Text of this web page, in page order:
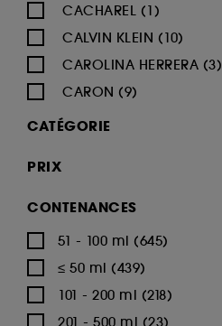
CACHAREL (1)
CALVIN KLEIN (10)
CAROLINA HERRERA (3)
CARON (9)
CARTIER (12)
CHARLOTTE TILBURY (1)
CATÉGORIE
Parfum
Eau de parfum (452)
Eau de toilette (265)
Eau de cologne (42)
Déodorants (47)
PRIX
CONTENANCES
51 - 100 ml (645)
≤ 50 ml (439)
101 - 200 ml (218)
201 - 500 ml (23)